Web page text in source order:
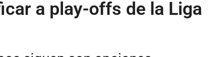
a play-offs de la Liga